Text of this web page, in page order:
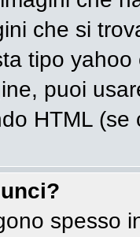
che si
tipo
puoi
HTML (se
spesso